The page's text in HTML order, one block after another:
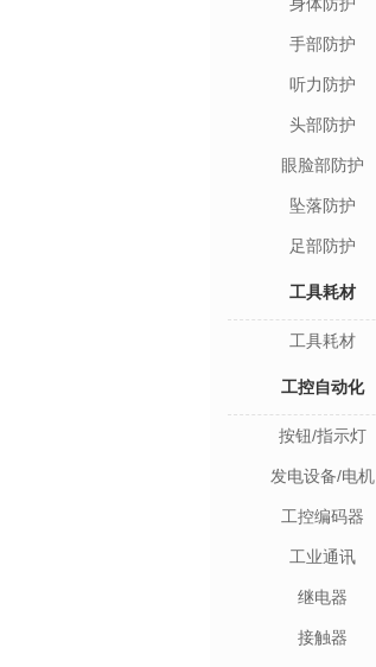
手部防护
听力防护
头部防护
眼脸部防护
坠落防护
足部防护
工具耗材
工具耗材
工控自动化
按钮/指示灯
发电设备/电机
工控编码器
工业通讯
继电器
接触器